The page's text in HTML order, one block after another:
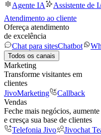
Agente IA
Assistente de
Atendimento ao cliente
Ofereça atendimento
de excelência
Chat para sitesChatbot
Todos os canais
Marketing
Transforme visitantes em
clientes
JivoMarketing
Callback
Vendas
Feche mais negócios,
e cresça sua base de clientes
Telefonia Jivo
Jivochat